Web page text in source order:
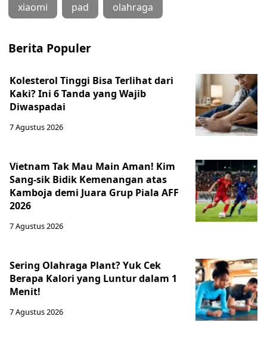
xiaomi pad olahraga
Berita Populer
Kolesterol Tinggi Bisa Terlihat dari
Kaki? Ini 6 Tanda yang Wajib
Diwaspadai
7 Agustus 2026
Vietnam Tak Mau Main Aman! Kim
Sang-sik Bidik Kemenangan atas
Kamboja demi Juara Grup Piala AFF
2026
7 Agustus 2026
Sering Olahraga Plant? Yuk Cek
Berapa Kalori yang Luntur dalam 1
Menit!
7 Agustus 2026